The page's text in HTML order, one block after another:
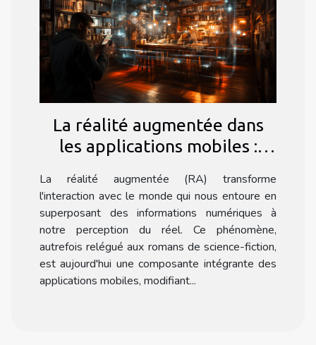
La réalité augmentée dans
les applications mobiles :
La réalité augmentée (RA) transforme
l'interaction avec le monde qui nous entoure en
superposant des informations numériques à
notre perception du réel. Ce phénomène,
autrefois relégué aux romans de science-fiction,
est aujourd'hui une composante intégrante des
applications mobiles, modifiant...